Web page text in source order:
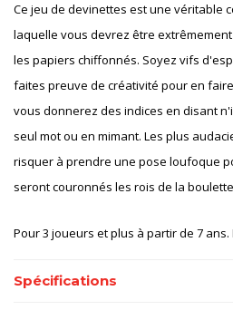
Ce jeu de devinettes est une véritable
laquelle vous devrez être
les papiers chiffonnés. Soyez vifs
faites preuve de créativité pour en
vous donnerez des indices en disant
seul mot ou en mimant. Les plus
risquer à prendre une pose loufoque
seront couronnés les rois de la
Pour 3 joueurs et plus à partir de 7 ans.
Spécifications